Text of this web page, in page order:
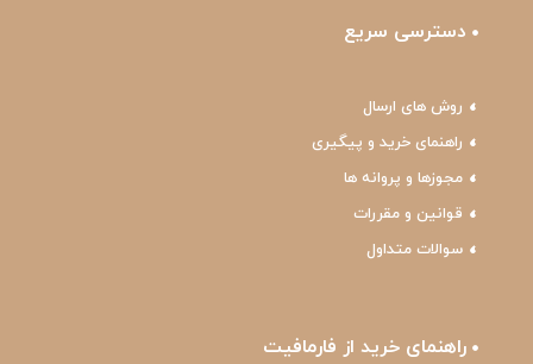
دسترسی سریع
روش های ارسال
راهنمای خرید و پیگیری
مجوزها و پروانه ها
قوانین و مقررات
سوالات متداول
راهنمای خرید از فارمافیت